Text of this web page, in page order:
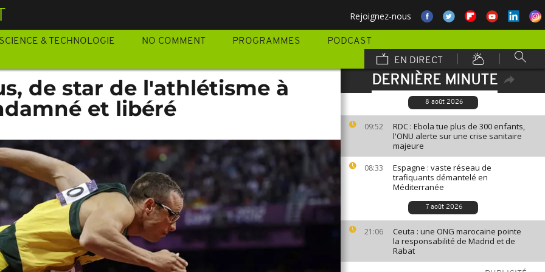
Rejoignez-nous
SCIENCE & TECHNOLOGIE NO COMMENT PROGRAMMES
PODCAST
EN DIRECT
DERNIÈRE MINUTE
8 août 2026
09:52
RDC : Ebola tue plus de 300 enfants,
l'ONU alerte sur une crise sanitaire
majeure
08:33
Espagne : vaste réseau de
trafiquants démantelé en
Méditerranée
7 août 2026
21:06
Ceuta : une ONG marocaine pointe
la responsabilité de Madrid et de
Rabat
de star de l'athlétisme à
et libéré